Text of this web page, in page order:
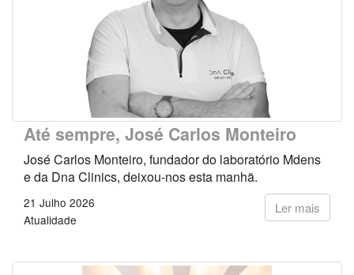
Até sempre, José Carlos Monteiro
José Carlos Monteiro, fundador do laboratório Mdens
e da Dna Clinics, deixou-nos esta manhã.
Ler mais
21 Julho 2026
Atualidade